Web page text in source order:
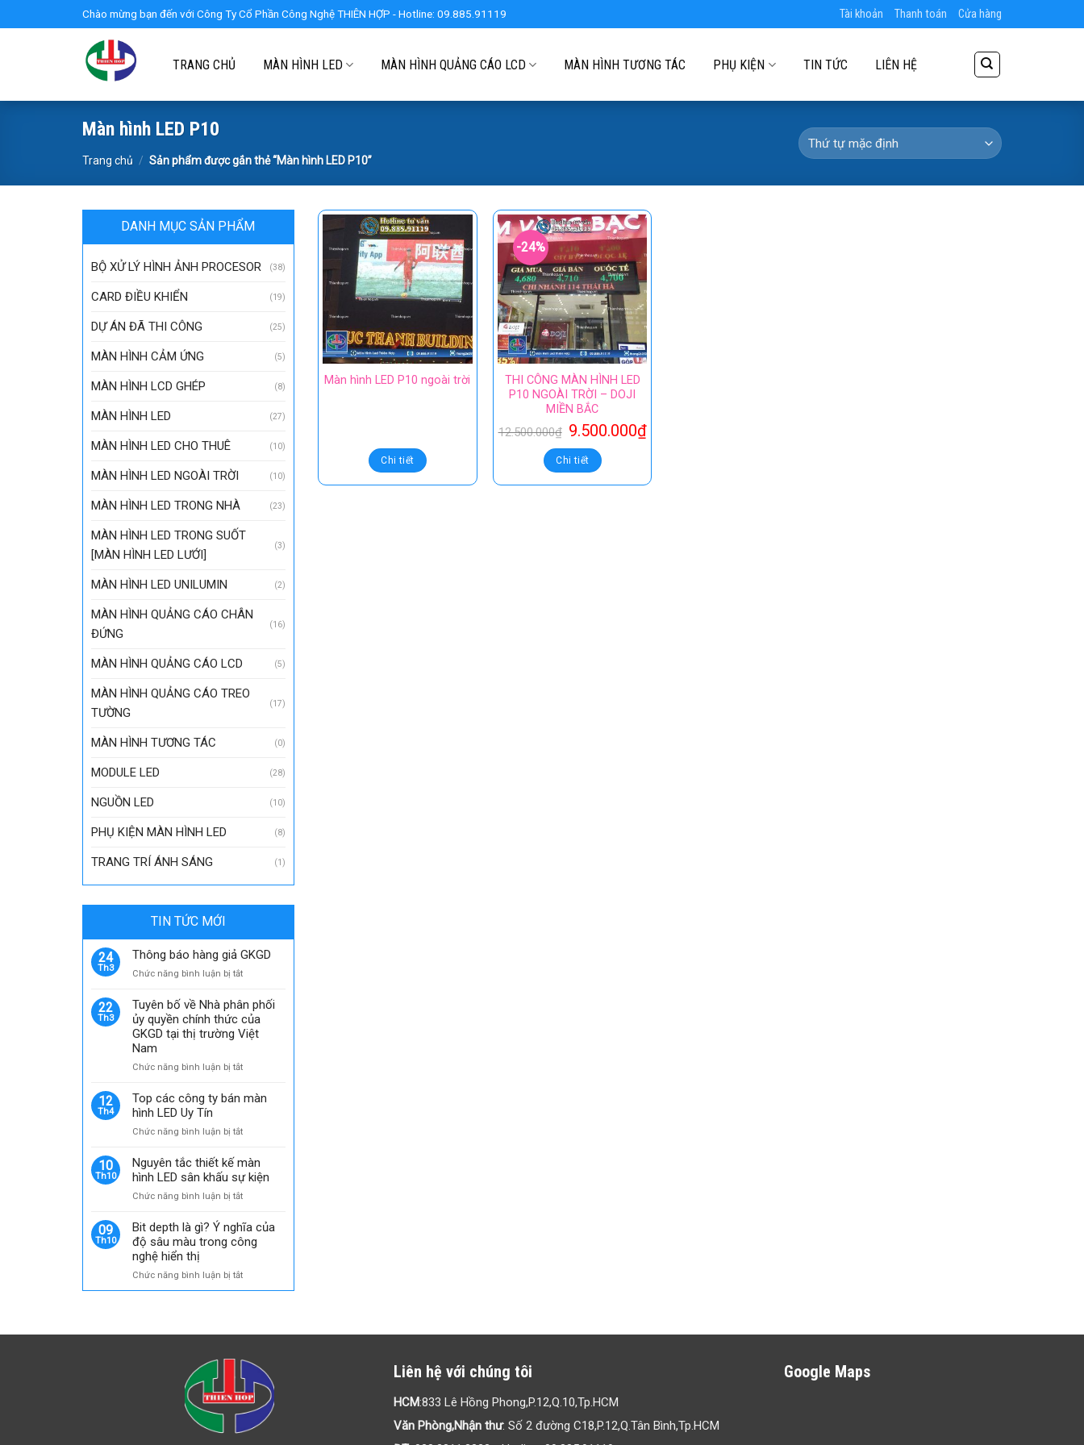
to
Chào mừng bạn đến với Công Ty Cổ Phần Công Nghệ THIÊN HỢP - Hotline: 09.885.91119 Tài khoản Thanh toán Cửa hàng
TRANG CHỦ MÀN HÌNH LED MÀN HÌNH QUẢNG CÁO LCD MÀN HÌNH TƯƠNG TÁC PHỤ KIỆN TIN TỨC LIÊN HỆ
Màn hình LED P10
Trang chủ / Sản phẩm được gắn thẻ “Màn hình LED P10”
DANH MỤC SẢN PHẨM
BỘ XỬ LÝ HÌNH ẢNH PROCESOR (38)
CARD ĐIỀU KHIỂN (19)
DỰ ÁN ĐÃ THI CÔNG (25)
MÀN HÌNH CẢM ỨNG (5)
MÀN HÌNH LCD GHÉP (8)
MÀN HÌNH LED (27)
MÀN HÌNH LED CHO THUÊ (10)
MÀN HÌNH LED NGOÀI TRỜI (10)
MÀN HÌNH LED TRONG NHÀ (23)
MÀN HÌNH LED TRONG SUỐT
[MÀN HÌNH LED LƯỚI]
(3)
MÀN HÌNH LED UNILUMIN (2)
MÀN HÌNH QUẢNG CÁO CHÂN
ĐỨNG
(16)
MÀN HÌNH QUẢNG CÁO LCD (5)
MÀN HÌNH QUẢNG CÁO TREO
TƯỜNG
(17)
MÀN HÌNH TƯƠNG TÁC (0)
MODULE LED (28)
NGUỒN LED (10)
PHỤ KIỆN MÀN HÌNH LED (8)
TRANG TRÍ ÁNH SÁNG (1)
TIN TỨC MỚI
24
Th3
Thông báo hàng giả GKGD
Chức năng bình luận bị tắtở
báo
hàng
giả
GKGD
22
Th3
Tuyên bố về Nhà phân phối
ủy quyền chính thức của
GKGD tại thị trường Việt
Nam
Chức năng bình luận bị tắtở
bố
phân
ủy
quyền
GKGD
tại
trường
12
Th4
Top các công ty bán màn
hình LED Uy Tín
Chức năng bình luận bị tắtở
các
công
bán
hình
LED
10
Th10
Nguyên tắc thiết kế màn
hình LED sân khấu sự kiện
Chức năng bình luận bị tắtở
tắc
thiết
hình
LED
sự
09
Th10
Bit depth là gì? Ý nghĩa của
độ sâu màu trong công
nghệ hiển thị
Chức năng bình luận bị tắtở
Bit
của
sâu
màu
trong
Màn hình LED P10 ngoài trời
Chi tiết
-24%
THI CÔNG MÀN HÌNH LED
P10 NGOÀI TRỜI – DOJI
MIỀN BẮC
12.500.000₫ 9.500.000₫
Chi tiết
Liên hệ với chúng tôi
HCM:833 Lê Hồng Phong,P.12,Q.10,Tp.HCM
Văn Phòng,Nhận thư: Số 2 đường C18,P.12,Q.Tân Bình,Tp.HCM
Google Maps